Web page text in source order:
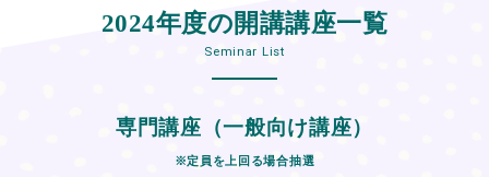
2024年度の開講講座一覧
Seminar List
専門講座（一般向け講座）
※定員を上回る場合抽選